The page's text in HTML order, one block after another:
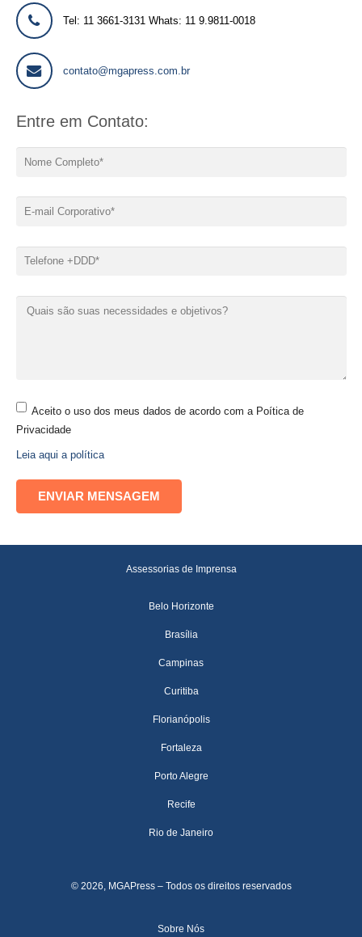
Tel: 11 3661-3131 Whats: 11 9.9811-0018
contato@mgapress.com.br
Entre em Contato:
Aceito o uso dos meus dados de acordo com a Poítica de
Privacidade
Leia aqui a política
Assessorias de Imprensa
Belo Horizonte
Brasília
Campinas
Curitiba
Florianópolis
Fortaleza
Porto Alegre
Recife
Rio de Janeiro
© 2026, MGAPress – Todos os direitos reservados
Sobre Nós